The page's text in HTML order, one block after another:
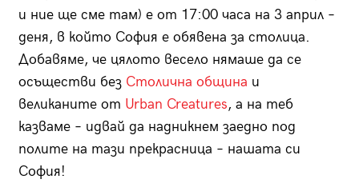
и ние ще сме там) е от 17:00 часа на 3 април –
деня, в който София е обявена за столица.
Добавяме, че цялото весело нямаше да се
осъществи без Столична община и
великаните от Urban Creatures, а на теб
казваме – идвай да надникнем заедно под
полите на тази прекрасница – нашата си
София!